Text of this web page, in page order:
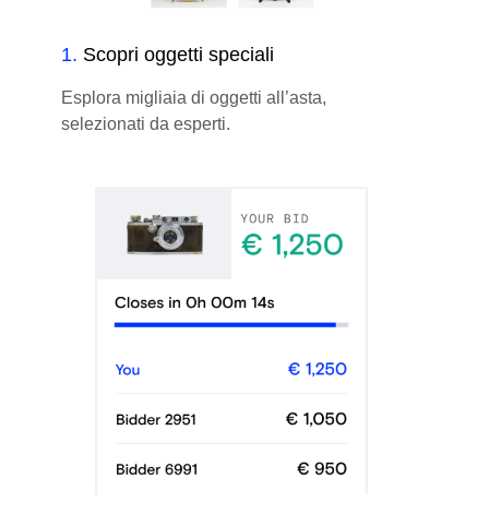
1. Scopri oggetti speciali
Esplora migliaia di oggetti all’asta,
selezionati da esperti.